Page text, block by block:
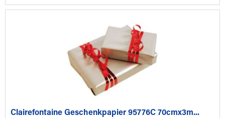
Clairefontaine Geschenkpapier 95776C 70cmx3m...